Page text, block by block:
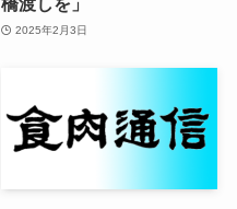
2025年2月3日